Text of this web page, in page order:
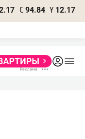
€ 94.84 ¥ 12.17